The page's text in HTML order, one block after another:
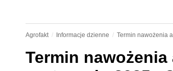
Agrofakt Informacje dzienne Termin nawożenia
Termin